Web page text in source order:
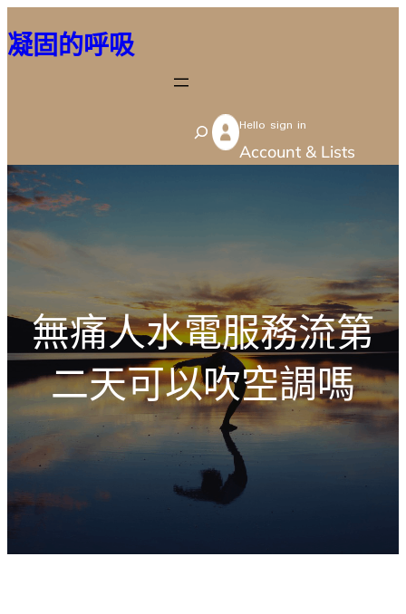
至
容
凝固的呼吸
S
e
Hello sign in
Account & Lists
無痛人水電服務流第
二天可以吹空調嗎